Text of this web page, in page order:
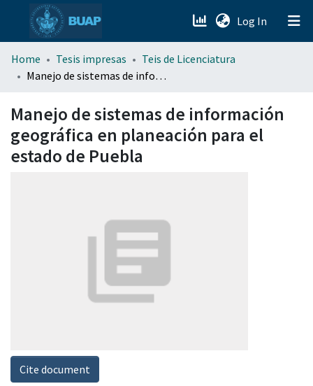
Log In (current)
menu.section.about_menu
Home Tesis impresas
Teis de Licenciatura
Manejo de sistemas de información geográfica en planeación para el estado de Puebla
Manejo de sistemas de información
geográfica en planeación para el
estado de Puebla
Cite document